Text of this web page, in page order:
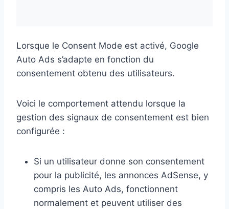
Lorsque le Consent Mode est activé, Google
Auto Ads s’adapte en fonction du
consentement obtenu des utilisateurs.
Voici le comportement attendu lorsque la
gestion des signaux de consentement est bien
configurée :
Si un utilisateur donne son consentement
pour la publicité, les annonces AdSense, y
compris les Auto Ads, fonctionnent
normalement et peuvent utiliser des